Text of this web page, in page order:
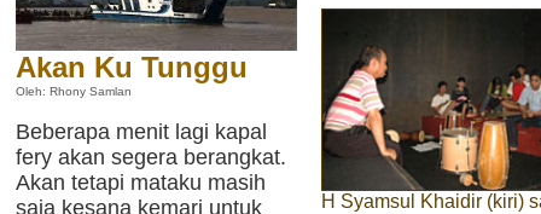
Akan Ku Tunggu
Oleh: Rhony Samlan
Beberapa menit lagi kapal
fery akan segera berangkat.
Akan tetapi mataku masih
saja kesana kemari untuk
H Syamsul Khaidir (kiri)